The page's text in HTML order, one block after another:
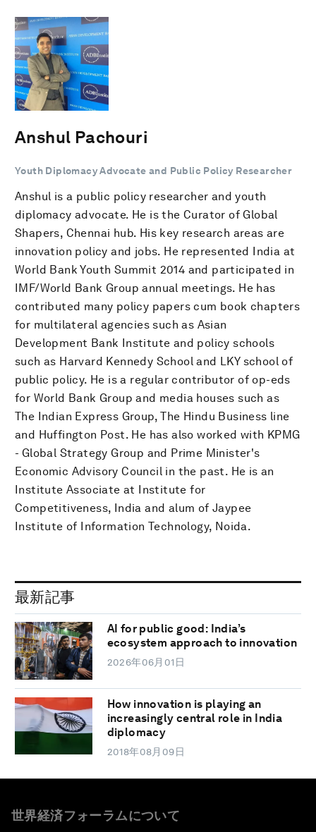
Anshul Pachouri
Youth Diplomacy Advocate and Public Policy Researcher
Anshul is a public policy researcher and youth
diplomacy advocate. He is the Curator of Global
Shapers, Chennai hub. His key research areas are
innovation policy and jobs. He represented India at
World Bank Youth Summit 2014 and participated in
IMF/World Bank Group annual meetings. He has
contributed many policy papers cum book chapters
for multilateral agencies such as Asian
Development Bank Institute and policy schools
such as Harvard Kennedy School and LKY school of
public policy. He is a regular contributor of op-eds
for World Bank Group and media houses such as
The Indian Express Group, The Hindu Business line
and Huffington Post. He has also worked with KPMG
- Global Strategy Group and Prime Minister's
Economic Advisory Council in the past. He is an
Institute Associate at Institute for
Competitiveness, India and alum of Jaypee
Institute of Information Technology, Noida.
最新記事
AI for public good: India’s
ecosystem approach to innovation
2026年06月01日
How innovation is playing an
increasingly central role in India
diplomacy
2018年08月09日
世界経済フォーラムについて